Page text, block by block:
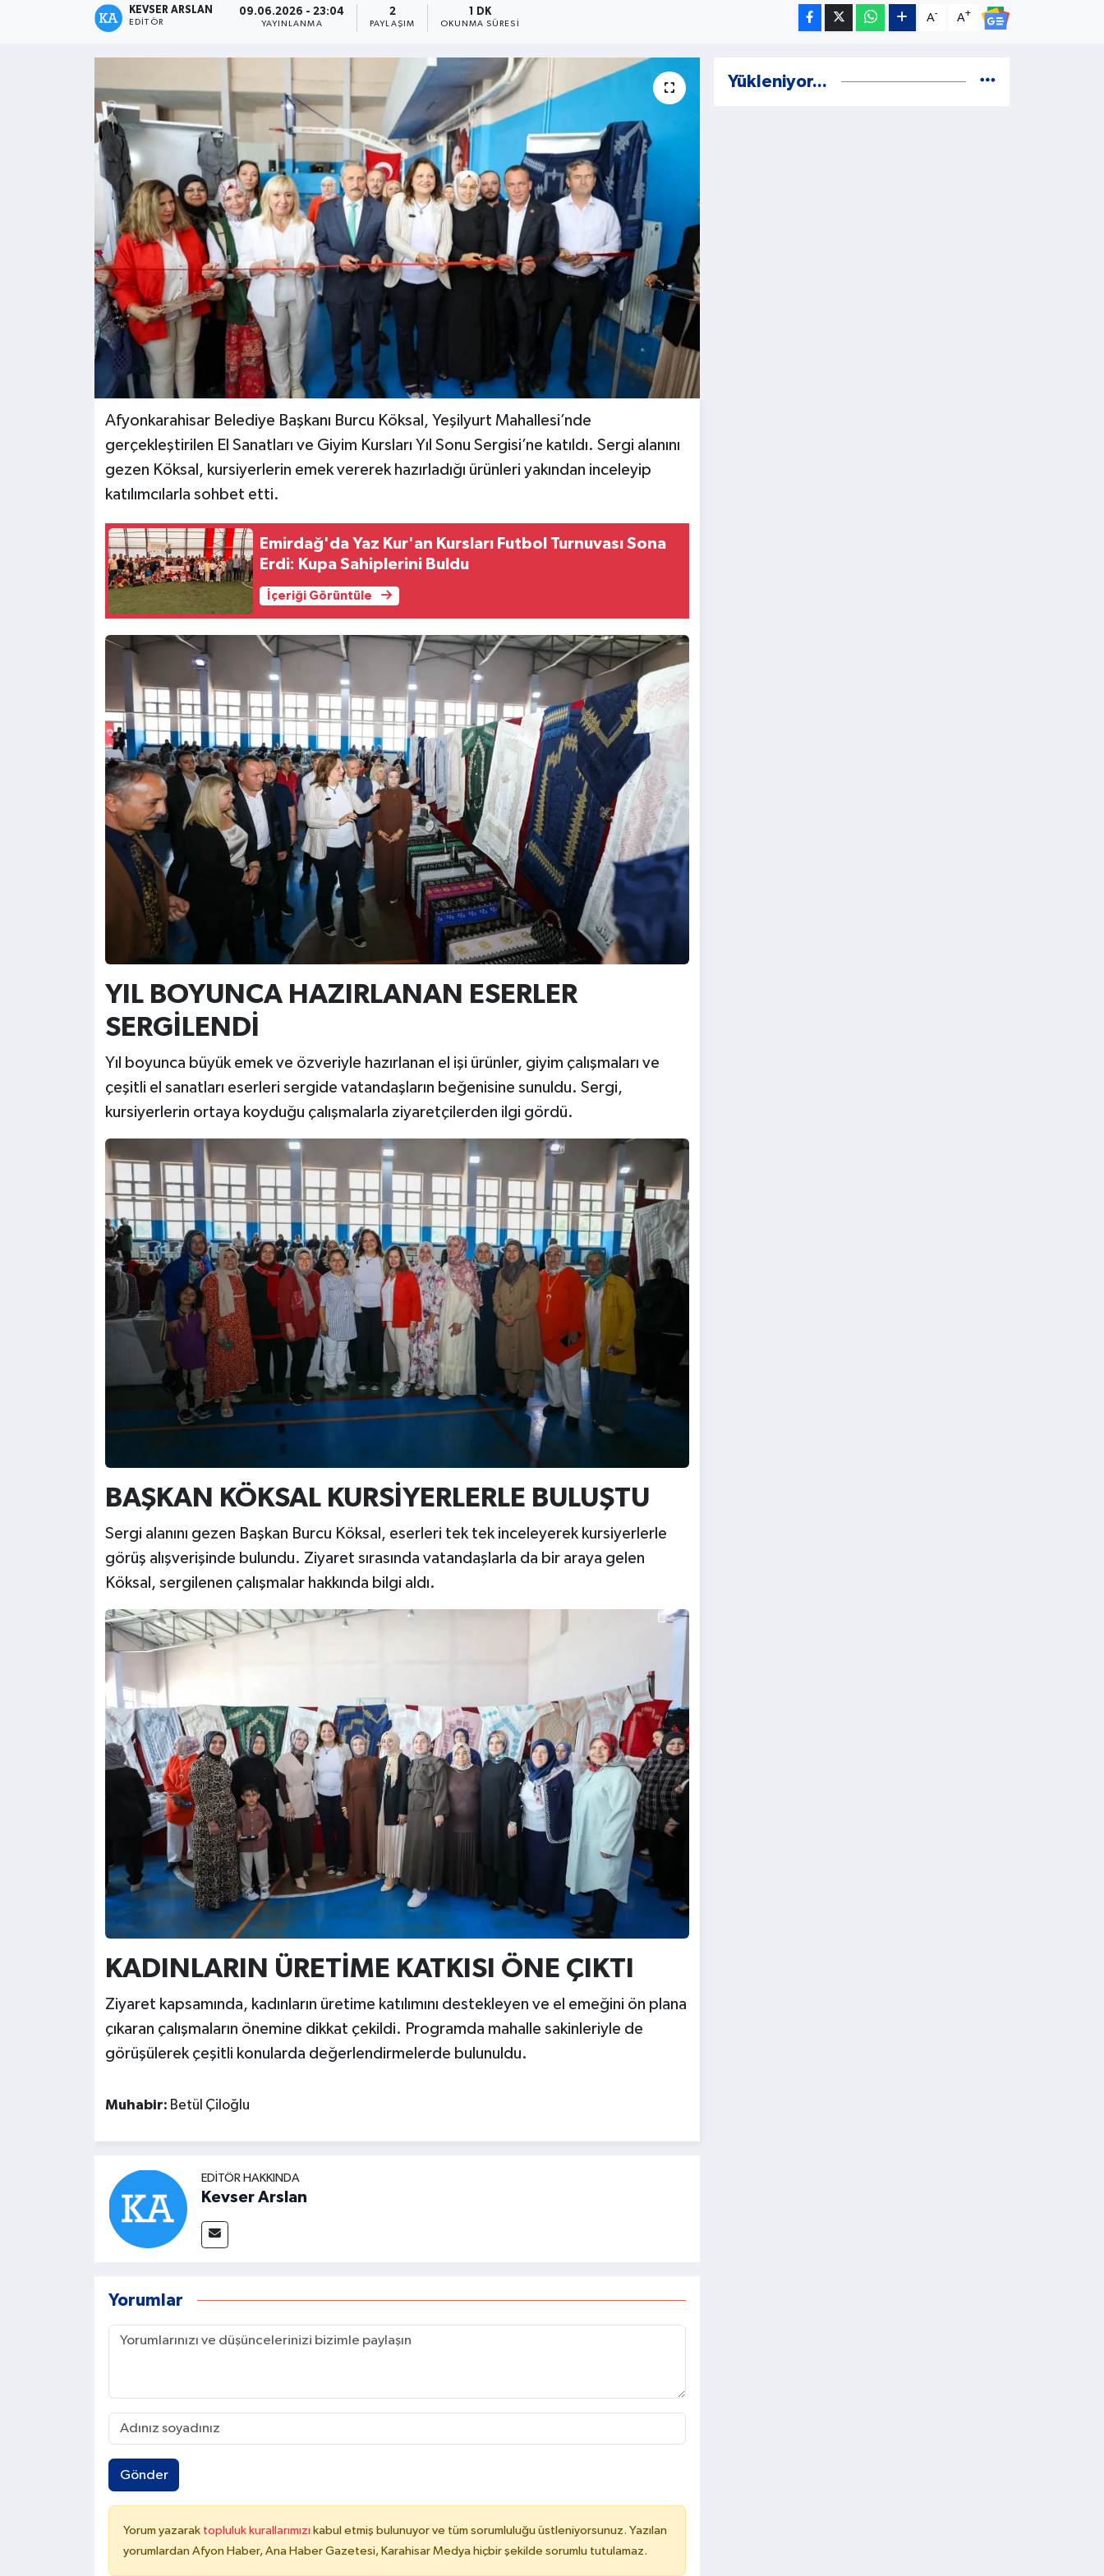
KEVSER ARSLAN
EDITÖR
09.06.2026 - 23:04
YAYINLANMA
2
PAYLAŞIM
1 DK
OKUNMA SÜRESI
A- A+
Afyonkarahisar Belediye Başkanı Burcu Köksal, Yeşilyurt Mahallesi’nde
gerçekleştirilen El Sanatları ve Giyim Kursları Yıl Sonu Sergisi’ne katıldı. Sergi alanını
gezen Köksal, kursiyerlerin emek vererek hazırladığı ürünleri yakından inceleyip
katılımcılarla sohbet etti.
Emirdağ'da Yaz Kur'an Kursları Futbol Turnuvası Sona
Erdi: Kupa Sahiplerini Buldu
İçeriği Görüntüle
YIL BOYUNCA HAZIRLANAN ESERLER
SERGİLENDİ
Yıl boyunca büyük emek ve özveriyle hazırlanan el işi ürünler, giyim çalışmaları ve
çeşitli el sanatları eserleri sergide vatandaşların beğenisine sunuldu. Sergi,
kursiyerlerin ortaya koyduğu çalışmalarla ziyaretçilerden ilgi gördü.
BAŞKAN KÖKSAL KURSİYERLERLE BULUŞTU
Sergi alanını gezen Başkan Burcu Köksal, eserleri tek tek inceleyerek kursiyerlerle
görüş alışverişinde bulundu. Ziyaret sırasında vatandaşlarla da bir araya gelen
Köksal, sergilenen çalışmalar hakkında bilgi aldı.
KADINLARIN ÜRETİME KATKISI ÖNE ÇIKTI
Ziyaret kapsamında, kadınların üretime katılımını destekleyen ve el emeğini ön plana
çıkaran çalışmaların önemine dikkat çekildi. Programda mahalle sakinleriyle de
görüşülerek çeşitli konularda değerlendirmelerde bulunuldu.
Muhabir: Betül Çiloğlu
EDITÖR HAKKINDA
Kevser Arslan
Yorumlar
Gönder
Yorum yazarak topluluk kurallarımızı kabul etmiş bulunuyor ve tüm sorumluluğu üstleniyorsunuz. Yazılan
yorumlardan Afyon Haber, Ana Haber Gazetesi, Karahisar Medya hiçbir şekilde sorumlu tutulamaz.
Yükleniyor...
Kültür - Sanat